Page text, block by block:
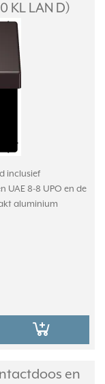
KL LAN D)
inclusief
UAE 8-8 UPO en de
aluminium
en